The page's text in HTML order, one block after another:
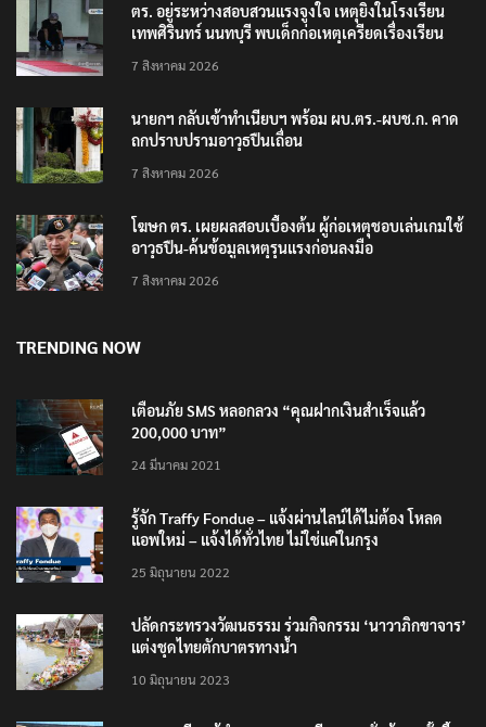
ตร. อยู่ระหว่างสอบสวนแรงจูงใจ เหตุยิงในโรงเรียน
เทพศิรินทร์ นนทบุรี พบเด็กก่อเหตุเครียดเรื่องเรียน
7 สิงหาคม 2026
นายกฯ กลับเข้าทำเนียบฯ พร้อม ผบ.ตร.-ผบช.ก. คาด
ถกปราบปรามอาวุธปืนเถื่อน
7 สิงหาคม 2026
โฆษก ตร. เผยผลสอบเบื้องต้น ผู้ก่อเหตุชอบเล่นเกมใช้
อาวุธปืน-ค้นข้อมูลเหตุรุนแรงก่อนลงมือ
7 สิงหาคม 2026
TRENDING NOW
เตือนภัย SMS หลอกลวง “คุณฝากเงินสำเร็จแล้ว
200,000 บาท”
24 มีนาคม 2021
รู้จัก Traffy Fondue – แจ้งผ่านไลน์ได้ไม่ต้อง โหลด
แอพใหม่ – แจ้งได้ทั่วไทย ไม่ใช่แค่ในกรุง
25 มิถุนายน 2022
ปลัดกระทรวงวัฒนธรรม ร่วมกิจกรรม ‘นาวาภิกขาจาร’
แต่งชุดไทยตักบาตรทางน้ำ
10 มิถุนายน 2023